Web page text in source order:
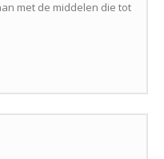
met de middelen die tot